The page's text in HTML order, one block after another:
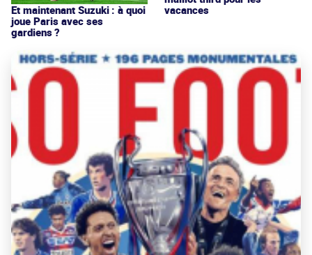
Et maintenant Suzuki : à quoi
joue Paris avec ses
gardiens ?
vacances